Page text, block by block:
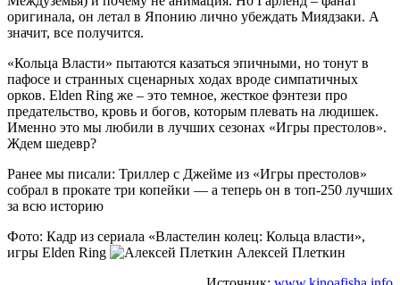
оригинала, он летал в Японию лично убеждать Миядзаки. А
значит, все получится.
«Кольца Власти» пытаются казаться эпичными, но тонут в
пафосе и странных сценарных ходах вроде симпатичных
орков. Elden Ring же – это темное, жесткое фэнтези про
предательство, кровь и богов, которым плевать на людишек.
Именно это мы любили в лучших сезонах «Игры престолов».
Ждем шедевр?
Ранее мы писали: Триллер с Джейме из «Игры престолов»
собрал в прокате три копейки — а теперь он в топ-250 лучших
за всю историю
Фото: Кадр из сериала «Властелин колец: Кольца власти»,
игры Elden Ring
Алексей Плеткин